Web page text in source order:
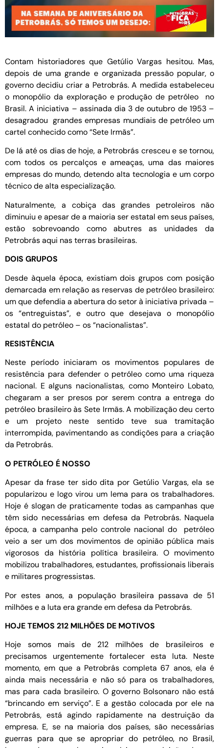
Contam historiadores que Getúlio Vargas hesitou. Mas,
depois de uma grande e organizada pressão popular, o
governo decidiu criar a Petrobrás. A medida estabeleceu
o monopólio da exploração e produção de petróleo no
Brasil. A iniciativa – assinada dia 3 de outubro de 1953 –
desagradou grandes empresas mundiais de petróleo um
cartel conhecido como “Sete Irmãs”.
De lá até os dias de hoje, a Petrobrás cresceu e se tornou,
com todos os percalços e ameaças, uma das maiores
empresas do mundo, detendo alta tecnologia e um corpo
técnico de alta especialização.
Naturalmente, a cobiça das grandes petroleiros não
diminuiu e apesar de a maioria ser estatal em seus países,
estão sobrevoando como abutres as unidades da
Petrobrás aqui nas terras brasileiras.
DOIS GRUPOS
Desde àquela época, existiam dois grupos com posição
demarcada em relação as reservas de petróleo brasileiro:
um que defendia a abertura do setor à iniciativa privada –
os “entreguistas”, e outro que desejava o monopólio
estatal do petróleo – os “nacionalistas”.
RESISTÊNCIA
Neste período iniciaram os movimentos populares de
resistência para defender o petróleo como uma riqueza
nacional. E alguns nacionalistas, como Monteiro Lobato,
chegaram a ser presos por serem contra a entrega do
petróleo brasileiro às Sete Irmãs. A mobilização deu certo
e um projeto neste sentido teve sua tramitação
interrompida, pavimentando as condições para a criação
da Petrobrás.
O PETRÓLEO É NOSSO
Apesar da frase ter sido dita por Getúlio Vargas, ela se
popularizou e logo virou um lema para os trabalhadores.
Hoje é slogan de praticamente todas as campanhas que
têm sido necessárias em defesa da Petrobrás. Naquela
época, a campanha pelo controle nacional do petróleo
veio a ser um dos movimentos de opinião pública mais
vigorosos da história política brasileira. O movimento
mobilizou trabalhadores, estudantes, profissionais liberais
e militares progressistas.
Por estes anos, a população brasileira passava de 51
milhões e a luta era grande em defesa da Petrobrás.
HOJE TEMOS 212 MILHÕES DE MOTIVOS
Hoje somos mais de 212 milhões de brasileiros e
precisamos urgentemente fortalecer esta luta. Neste
momento, em que a Petrobrás completa 67 anos, ela é
ainda mais necessária e não só para os trabalhadores,
mas para cada brasileiro. O governo Bolsonaro não está
“brincando em serviço”. E a gestão colocada por ele na
Petrobrás, está agindo rapidamente na destruição da
empresa. E, se na maioria dos países, são necessárias
guerras para que se apropriar do petróleo, no Brasil,